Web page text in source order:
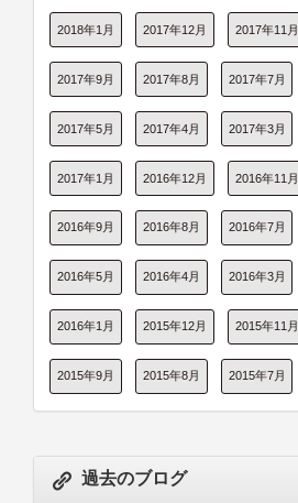
2018年1月 2017年12月 2017年11月
2017年9月 2017年8月 2017年7月
2017年5月 2017年4月 2017年3月
2017年1月 2016年12月 2016年11月
2016年9月 2016年8月 2016年7月
2016年5月 2016年4月 2016年3月
2016年1月 2015年12月 2015年11月
2015年9月 2015年8月 2015年7月
過去のブログ